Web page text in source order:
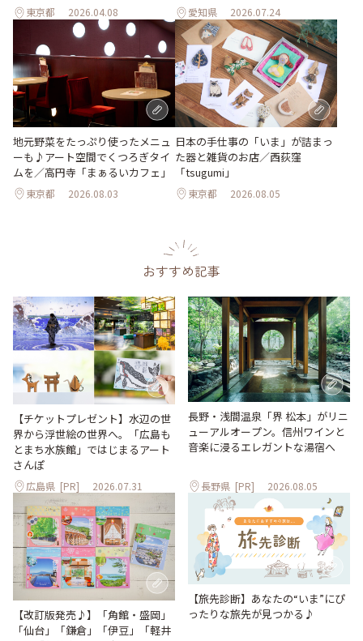
東京都 2026.04.08 愛知県 2026.07.24
地元野菜をたっぷり使ったメニュ
ーも♪アート空間でくつろぎタイ
ムを／高円寺「まぁるいカフェ」
東京都 2026.08.03
日本の手仕事の「いま」が詰まっ
た器と雑貨のお店／西荻窪
「tsugumi」
東京都 2026.08.05
おすすめ記事
【チケットプレゼント】水辺の世
界から浮世絵の世界へ。「広島も
とまち水族館」ではじまるアート
さんぽ
広島県 [PR] 2026.07.31
長野・浅間温泉「界 松本」がリニ
ューアルオープン。信州ワインと
音楽に浸るエレガントな湯宿へ
長野県 [PR] 2026.08.05
【改訂版発売♪】「角館・盛岡」
「仙台」「鎌倉」「伊豆」「軽井
【旅先診断】あなたの“いま”にぴ
ったりな旅先が見つかる♪